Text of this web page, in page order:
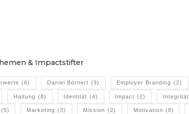
& Impactstifter
(6) Daniel Börnert (9) Employer Branding (2)
Haltung (8) Identität (4) Impact (2) Integrität
(5) Marketing (3) Mission (2) Motivation (8)